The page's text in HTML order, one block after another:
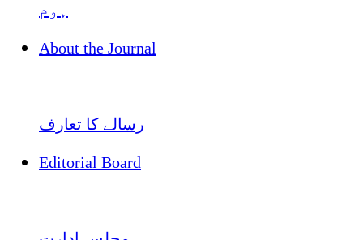
ہوم
About the Journal
رسالے کا تعارف
Editorial Board